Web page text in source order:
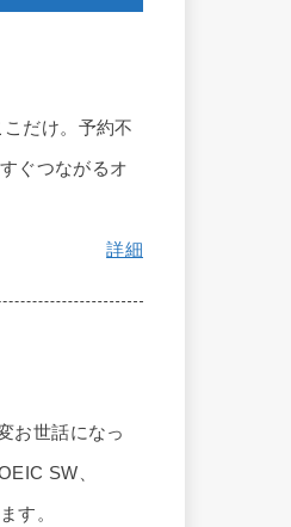
だけ。予約不
ぐつながるオ
詳細
お世話になっ
SW、
す。